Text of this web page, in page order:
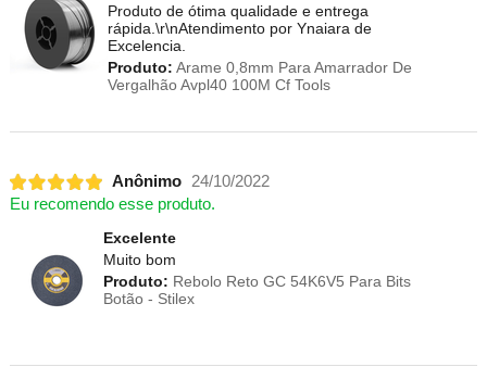
Produto de ótima qualidade e entrega
rápida.\r\nAtendimento por Ynaiara de
Excelencia.
Produto: Arame 0,8mm Para Amarrador De
Vergalhão Avpl40 100M Cf Tools
Anônimo
24/10/2022
Eu recomendo esse produto.
Excelente
Muito bom
Produto: Rebolo Reto GC 54K6V5 Para Bits
Botão - Stilex